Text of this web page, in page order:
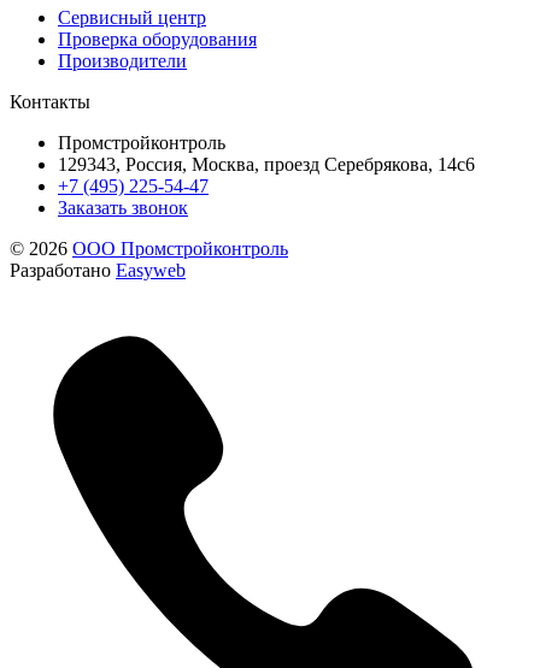
Сервисный центр
Проверка оборудования
Производители
Контакты
Промстройконтроль
129343, Россия, Москва, проезд Серебрякова, 14с6
+7 (495) 225-54-47
Заказать звонок
© 2026 ООО Промстройконтроль
Разработано Easyweb